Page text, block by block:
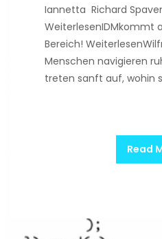
Iannetta Richard
WeiterlesenIDMkommt
Bereich!
Menschen navigieren
treten sanft auf, wohin
Read